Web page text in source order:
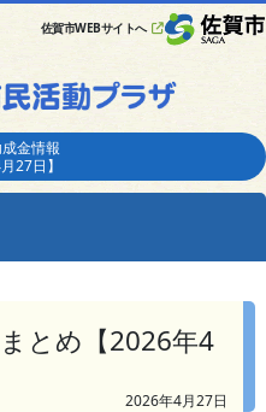
佐賀市WEBサイトへ
金情報
27日】
とめ【2026年4
2026年4月27日